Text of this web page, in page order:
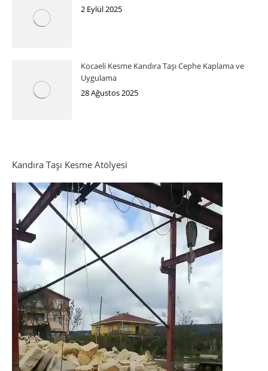
2 Eylül 2025
Kocaeli Kesme Kandıra Taşı Cephe Kaplama ve
Uygulama
28 Ağustos 2025
Kandıra Taşı Kesme Atölyesi